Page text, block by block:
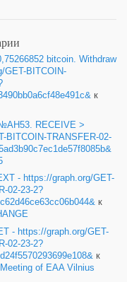
bitcoin. Withdraw
GET-BITCOIN-
к
RECEIVE >
BITCOIN-TRANSFER-02-
- https://graph.org/GET-
02-23-2?
к
- https://graph.org/GET-
02-23-2?
к
of EAA Vilnius